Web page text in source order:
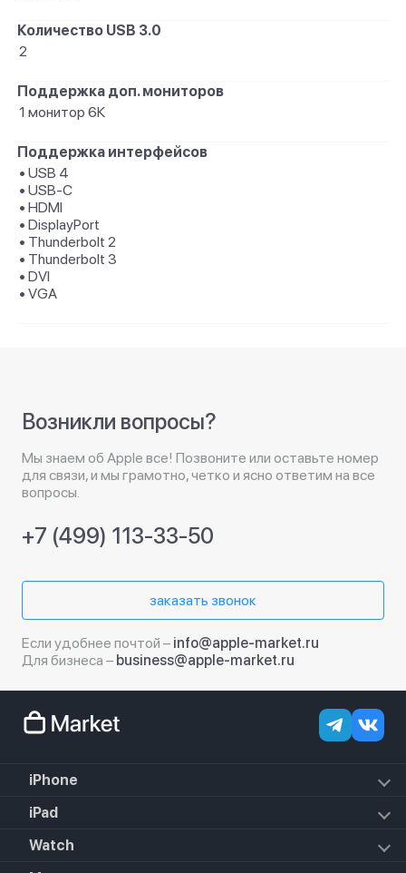
Количество USB 3.0
2
Поддержка доп. мониторов
1 монитор 6К
Поддержка интерфейсов
• USB 4
• USB-C
• HDMI
• DisplayPort
• Thunderbolt 2
• Thunderbolt 3
• DVI
• VGA
Возникли вопросы?
Мы знаем об Apple все! Позвоните или оставьте номер
для связи, и мы грамотно, четко и ясно ответим на все
вопросы.
+7 (499) 113-33-50
заказать звонок
Если удобнее почтой – info@apple-market.ru
Для бизнеса – business@apple-market.ru
iPhone
iPhone 18 Pro Max
iPhone 18
iPad
iPad Air (2022)
Watch